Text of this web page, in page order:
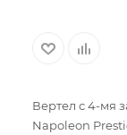
Вертел с 4-мя
Napoleon